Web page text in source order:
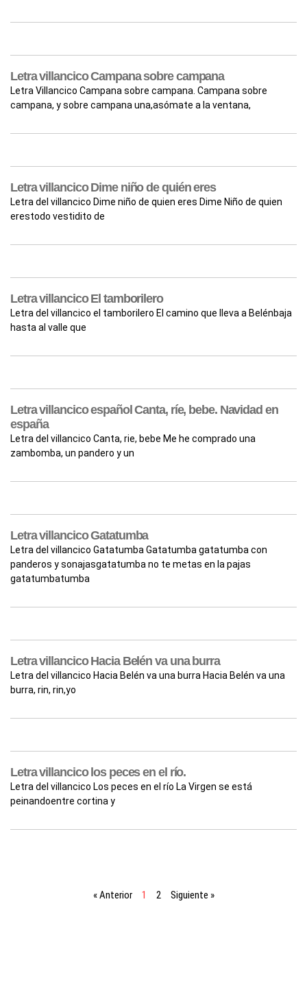
Letra villancico Campana sobre campana
Letra Villancico Campana sobre campana. Campana sobre
campana, y sobre campana una,asómate a la ventana,
Letra villancico Dime niño de quién eres
Letra del villancico Dime niño de quien eres Dime Niño de quien
erestodo vestidito de
Letra villancico El tamborilero
Letra del villancico el tamborilero El camino que lleva a Belénbaja
hasta al valle que
Letra villancico español Canta, ríe, bebe. Navidad en
españa
Letra del villancico Canta, rie, bebe Me he comprado una
zambomba, un pandero y un
Letra villancico Gatatumba
Letra del villancico Gatatumba Gatatumba gatatumba con
panderos y sonajasgatatumba no te metas en la pajas
gatatumbatumba
Letra villancico Hacia Belén va una burra
Letra del villancico Hacia Belén va una burra Hacia Belén va una
burra, rin, rin,yo
Letra villancico los peces en el río.
Letra del villancico Los peces en el río La Virgen se está
peinandoentre cortina y
« Anterior 1 2 Siguiente »